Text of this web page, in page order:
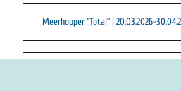
Meerhopper "Total" | 20.03.2026-